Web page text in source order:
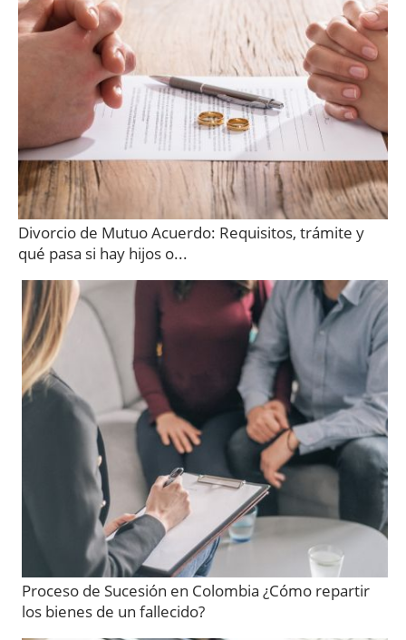
Divorcio de Mutuo Acuerdo: Requisitos, trámite y
qué pasa si hay hijos o...
Proceso de Sucesión en Colombia ¿Cómo repartir
los bienes de un fallecido?